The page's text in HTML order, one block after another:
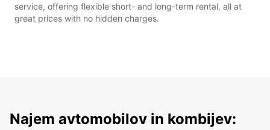
service, offering flexible short- and long-term rental, all at
great prices with no hidden charges.
Najem avtomobilov in kombijev: